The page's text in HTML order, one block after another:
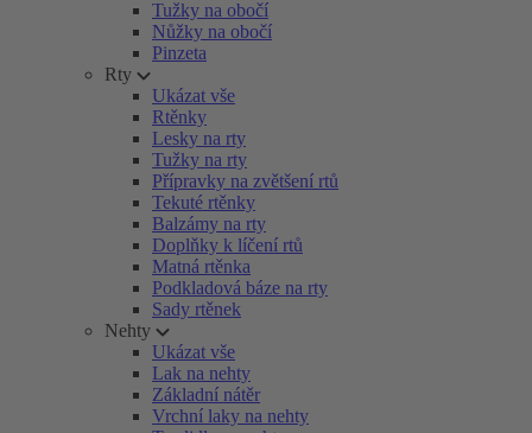
Tužky na obočí
Nůžky na obočí
Pinzeta
Rty
Ukázat vše
Rtěnky
Lesky na rty
Tužky na rty
Přípravky na zvětšení rtů
Tekuté rtěnky
Balzámy na rty
Doplňky k líčení rtů
Matná rtěnka
Podkladová báze na rty
Sady rtěnek
Nehty
Ukázat vše
Lak na nehty
Základní nátěr
Vrchní laky na nehty